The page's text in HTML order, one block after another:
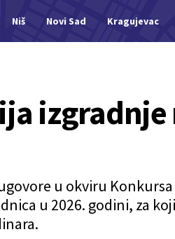
Niš Novi Sad Kragujevac
u okviru
u 2026. godini, za